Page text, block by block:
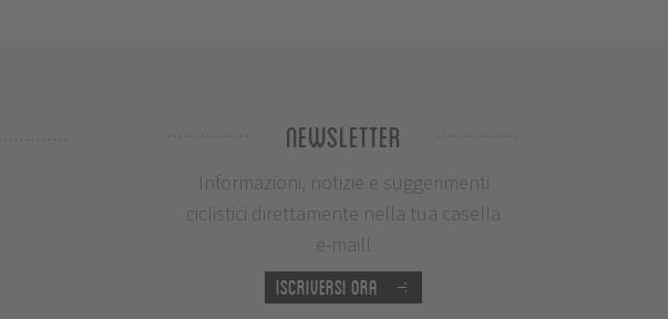
Newsletter
Informazioni, notizie e suggerimenti
ciclistici direttamente nella tua casella
e-mail!
Iscriversi ora